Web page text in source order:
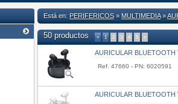
Está en: PERIFERICOS » MULTIMEDIA»
50 productos « 1 2 3 4 5 »
AURICULAR BLUETOOTH
Ref. 47660 - PN: 6020591
AURICULAR BLUETOOTH